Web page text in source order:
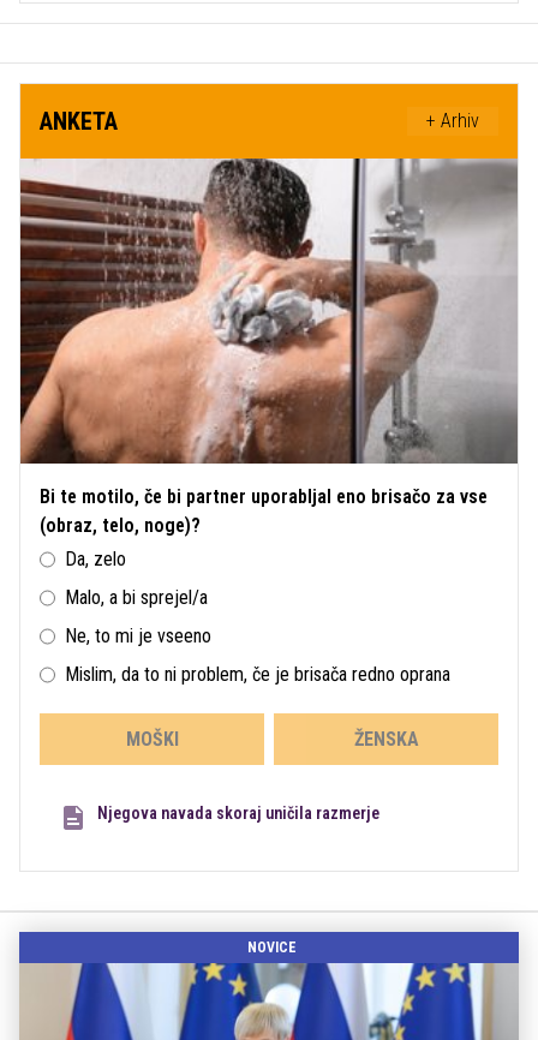
ANKETA + Arhiv
Bi te motilo, če bi partner uporabljal eno brisačo za vse
(obraz, telo, noge)?
Da, zelo
Malo, a bi sprejel/a
Ne, to mi je vseeno
Mislim, da to ni problem, če je brisača redno oprana
MOŠKI ŽENSKA
Njegova navada skoraj uničila razmerje
NOVICE